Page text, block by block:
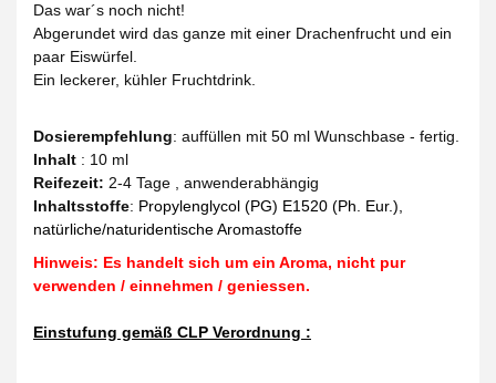
Das war´s noch nicht!
Abgerundet wird das ganze mit einer Drachenfrucht und ein
paar Eiswürfel.
Ein leckerer, kühler Fruchtdrink.
Dosierempfehlung: auffüllen mit 50 ml Wunschbase - fertig.
Inhalt : 10 ml
Reifezeit: 2-4 Tage , anwenderabhängig
Inhaltsstoffe: Propylenglycol (PG) E1520 (Ph. Eur.),
natürliche/naturidentische Aromastoffe
Hinweis: Es handelt sich um ein Aroma, nicht pur
verwenden / einnehmen / geniessen.
Einstufung gemäß CLP Verordnung :